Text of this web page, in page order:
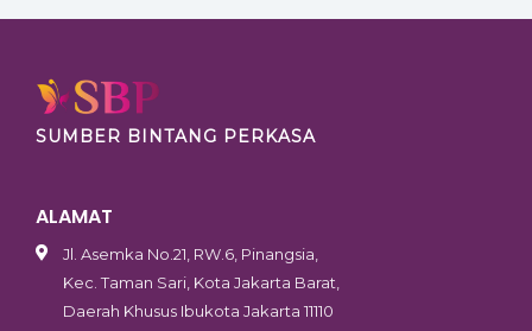
SUMBER BINTANG PERKASA
ALAMAT
Jl. Asemka No.21, RW.6, Pinangsia,
Kec. Taman Sari, Kota Jakarta Barat,
Daerah Khusus Ibukota Jakarta 11110